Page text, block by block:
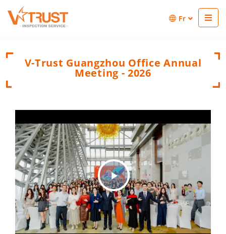
Fr
V-Trust Guangzhou Office Annual
Meeting - 2026
Play
Video